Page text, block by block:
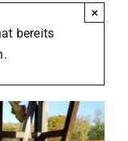
bereits
×